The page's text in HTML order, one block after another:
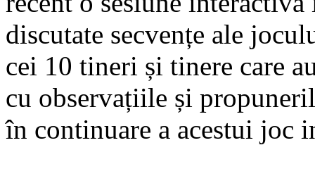
discutate secvențe ale
cei 10 tineri și tinere care
cu observațiile și
în continuare a acestui joc